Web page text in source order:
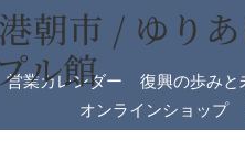
営業カレンダー 復興の歩みと
オンラインショップ
朝市 / ゆり
ル館